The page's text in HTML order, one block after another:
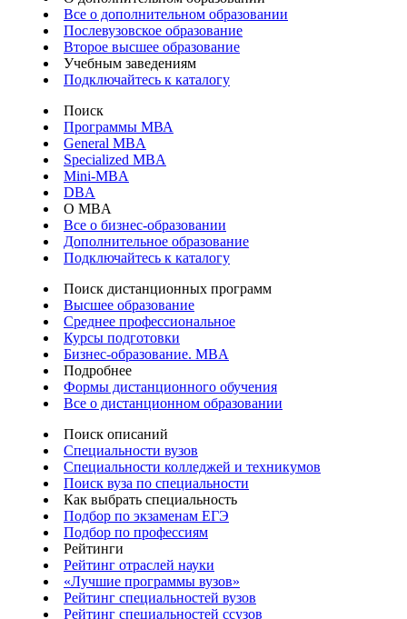
Все о дополнительном образовании
Послевузовское образование
Второе высшее образование
Учебным заведениям
Подключайтесь к каталогу
Поиск
Программы МВА
General MBA
Specialized MBA
Mini-MBA
DBA
О MBA
Все о бизнес-образовании
Дополнительное образование
Подключайтесь к каталогу
Поиск дистанционных программ
Высшее образование
Среднее профессиональное
Курсы подготовки
Бизнес-образование. MBA
Подробнее
Формы дистанционного обучения
Все о дистанционном образовании
Поиск описаний
Специальности вузов
Специальности колледжей и техникумов
Поиск вуза по специальности
Как выбрать специальность
Подбор по экзаменам ЕГЭ
Подбор по профессиям
Рейтинги
Рейтинг отраслей науки
«Лучшие программы вузов»
Рейтинг специальностей вузов
Рейтинг специальностей ссузов